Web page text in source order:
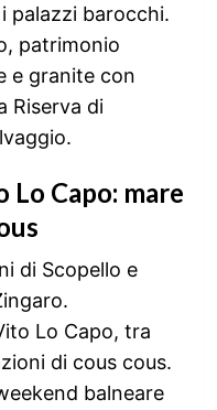
palazzi barocchi.
patrimonio
e granite con
Riserva di
Lo Capo: mare
di Scopello e
Lo Capo, tra
di cous cous.
balneare